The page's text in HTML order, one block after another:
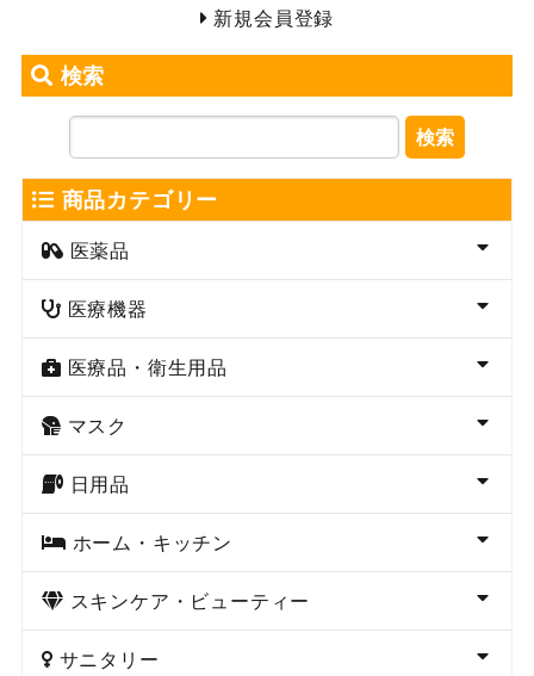
新規会員登録
検索
検索
商品カテゴリー
医薬品
医療機器
医療品・衛生用品
マスク
日用品
ホーム・キッチン
スキンケア・ビューティー
サニタリー